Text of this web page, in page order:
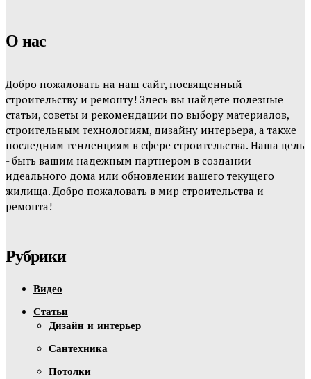
О нас
Добро пожаловать на наш сайт, посвященный
строительству и ремонту! Здесь вы найдете полезные
статьи, советы и рекомендации по выбору материалов,
строительным технологиям, дизайну интерьера, а также
последним тенденциям в сфере строительства. Наша цель
- быть вашим надежным партнером в создании
идеального дома или обновлении вашего текущего
жилища. Добро пожаловать в мир строительства и
ремонта!
Рубрики
Видео
Статьи
Дизайн и интерьер
Сантехника
Потолки